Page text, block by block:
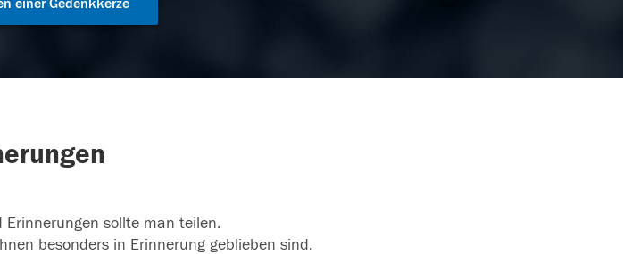
einer Gedenkkerze
Erinnerungen sollte man teilen.
besonders in Erinnerung geblieben sind.